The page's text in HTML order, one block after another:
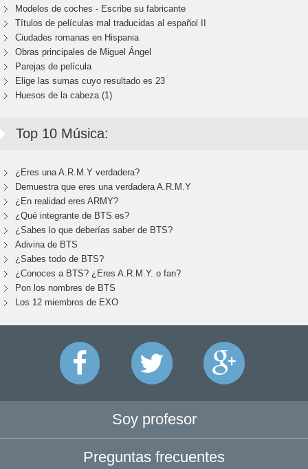
Modelos de coches - Escribe su fabricante
Títulos de películas mal traducidas al español II
Ciudades romanas en Hispania
Obras principales de Miguel Ángel
Parejas de película
Elige las sumas cuyo resultado es 23
Huesos de la cabeza (1)
Top 10 Música:
¿Eres una A.R.M.Y verdadera?
Demuestra que eres una verdadera A.R.M.Y
¿En realidad eres ARMY?
¿Qué integrante de BTS es?
¿Sabes lo que deberías saber de BTS?
Adivina de BTS
¿Sabes todo de BTS?
¿Conoces a BTS? ¿Eres A.R.M.Y. o fan?
Pon los nombres de BTS
Los 12 miembros de EXO
Soy profesor
Preguntas frecuentes